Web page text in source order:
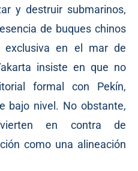
y destruir submarinos,
de buques chinos
exclusiva en el mar de
insiste en que no
formal con Pekín,
bajo nivel. No obstante,
en contra de
como una alineación